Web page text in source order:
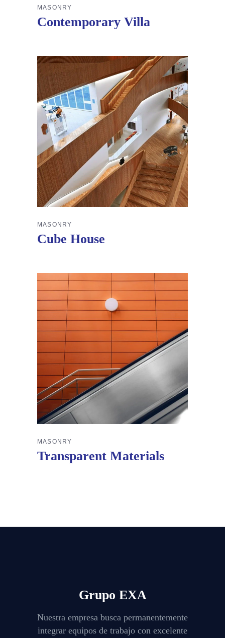
MASONRY
Contemporary Villa
MASONRY
Cube House
MASONRY
Transparent Materials
Grupo EXA
Nuestra empresa busca permanentemente
integrar equipos de trabajo con excelente